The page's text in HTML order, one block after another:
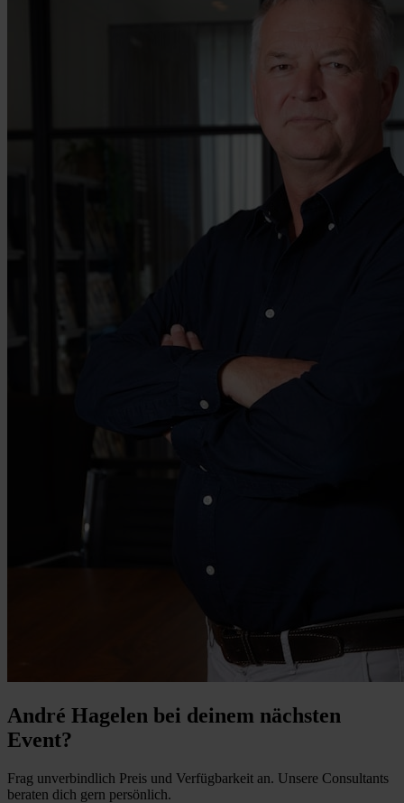
André Hagelen bei deinem nächsten
Event?
Frag unverbindlich Preis und Verfügbarkeit an. Unsere Consultants
beraten dich gern persönlich.